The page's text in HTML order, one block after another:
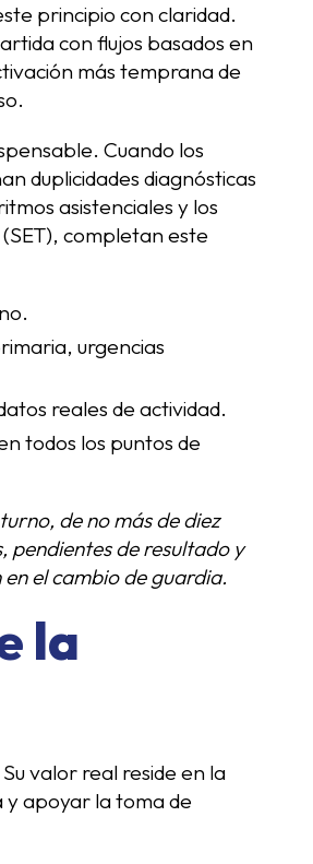
principio con claridad.
con flujos basados en
más temprana de
Cuando los
duplicidades diagnósticas
asistenciales y los
completan este
urgencias
reales de actividad.
todos los puntos de
de no más de diez
pendientes de resultado y
el cambio de guardia.
la
valor real reside en la
y apoyar la toma de